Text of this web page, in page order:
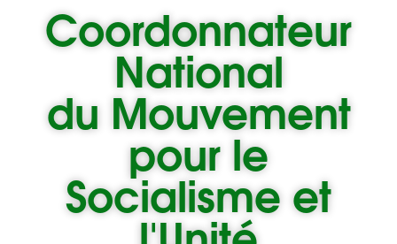
Coordonnateur
National
du Mouvement
pour le
Socialisme et